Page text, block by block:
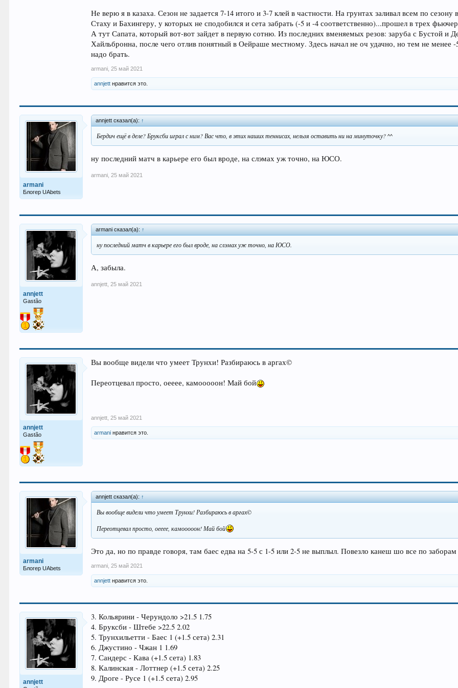
Не верю я в казаха. Сезон не задается 7-14 итого и 3-7 клей в частности. На грунтах заливал всем по
Стаху и Бахингеру, у которых не сподобился и сета забрать (-5 и -4 соответственно)...прошел в трех
А тут Сапата, который вот-вот зайдет в первую сотню. Из последних вменяемых резов: заруба с Бустой и
Хайльбронна, после чего отлив понятный в Оейраше местному. Здесь начал не оч удачно, но тем не
надо брать.
armani 25 май 2021
annjett нравится это.
armani
Блогер UAbets
annjett сказал(а): ↑
Бердич ещё в деле? Бруксби играл с ним? Вас что, в этих наших теннисах, нельзя оставить ни на минуточку? ^^
ну последний матч в карьере его был вроде, на слэмах уж точно, на ЮСО.
armani 25 май 2021
annjett
Gastão
armani сказал(а): ↑
ну последний матч в карьере его был вроде, на слэмах уж точно, на ЮСО.
А, забыла.
annjett 25 май 2021
annjett
Gastão
Вы вообще видели что умеет Трунхи! Разбираюсь в аргах©
Переотцевал просто, оееее, камооооон! Май бой
annjett 25 май 2021
armani нравится это.
armani
Блогер UAbets
annjett сказал(а): ↑
Вы вообще видели что умеет Трунхи! Разбираюсь в аргах©
Переотцевал просто, оееее, камооооон! Май бой
Это да, но по правде говоря, там баес едва на 5-5 с 1-5 или 2-5 не выплыл. Повезло канеш шо все по заборам
armani 25 май 2021
annjett нравится это.
annjett
3. Кольярини - Черундоло >21.5 1.75
4. Бруксби - Штебе >22.5 2.02
5. Трунхильетти - Баес 1 (+1.5 сета) 2.31
6. Джустино - Чжан 1 1.69
7. Сандерс - Кава (+1.5 сета) 1.83
8. Калинская - Лоттнер (+1.5 сета) 2.25
9. Дроге - Русе 1 (+1.5 сета) 2.95